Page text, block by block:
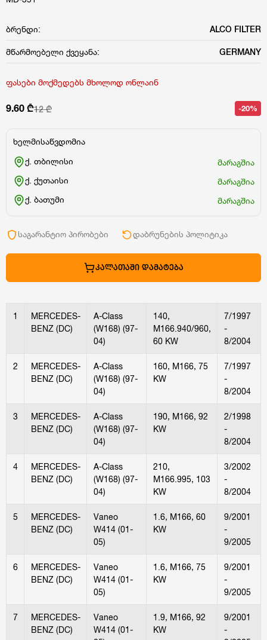
ბრენდი: ALCO FILTER
მწარმოებელი ქვეყანა: GERMANY
ფასები მოქმედებს მხოლოდ ონლაინ
9.60 ₾12 ₾ -20%
ხელმისაწვდომია
ქ. თბილისი
მარაგშია
ქ. ქუთაისი
მარაგშია
ქ. ბათუმი
მარაგშია
საგარანტიო პირობები დაბრუნების პოლიტიკა
ᲙᲐᲚᲐᲗᲐᲨᲘ ᲓᲐᲛᲐᲢᲔᲑᲐ
1
MERCEDES-
BENZ (DC)
A-Class
(W168) (97-
04)
140,
M166.940/960,
60 KW
7/1997
-
8/2004
2
MERCEDES-
BENZ (DC)
A-Class
(W168) (97-
04)
160, M166, 75
KW
7/1997
-
8/2004
3
MERCEDES-
BENZ (DC)
A-Class
(W168) (97-
04)
190, M166, 92
KW
2/1998
-
8/2004
4
MERCEDES-
BENZ (DC)
A-Class
(W168) (97-
04)
210,
M166.995, 103
KW
3/2002
-
8/2004
5
MERCEDES-
BENZ (DC)
Vaneo
W414 (01-
05)
1.6, M166, 60
KW
9/2001
-
9/2005
6
MERCEDES-
BENZ (DC)
Vaneo
W414 (01-
05)
1.6, M166, 75
KW
9/2001
-
9/2005
7
MERCEDES-
BENZ (DC)
Vaneo
W414 (01-
1.9, M166, 92
KW
9/2001
-